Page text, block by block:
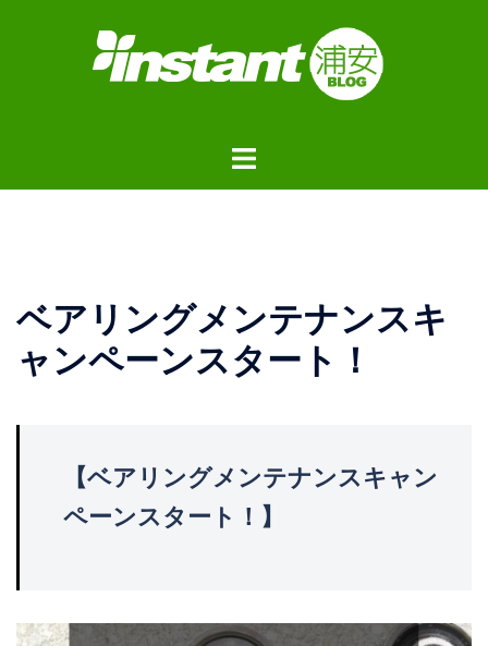
ト
ー
ベアリングメンテナンスキ
ャンペーンスタート！
【ベアリングメンテナンスキャン
ペーンスタート！】